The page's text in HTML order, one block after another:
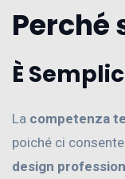
Perché
È
La competenza
poiché ci
design